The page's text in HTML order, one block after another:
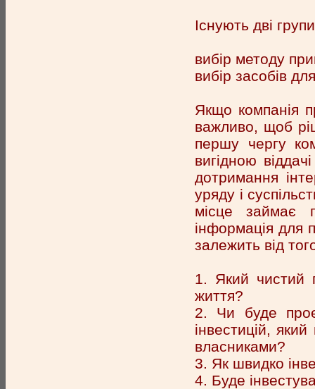
Існують дві
вибір методу
вибір засобів
Якщо компанія
важливо, щоб
першу чергу
вигідною
дотримання
уряду і
місце займає
інформація для
залежить від
1. Який чистий
життя?
2. Чи буде
інвестицій,
власниками?
3. Як швидко
4. Буде